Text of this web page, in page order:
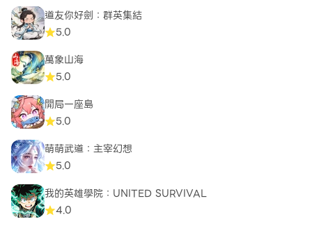
道友你好劍：群英集結
5.0
萬象山海
5.0
開局一座島
5.0
萌萌武道：主宰幻想
5.0
我的英雄學院：UNITED SURVIVAL
4.0